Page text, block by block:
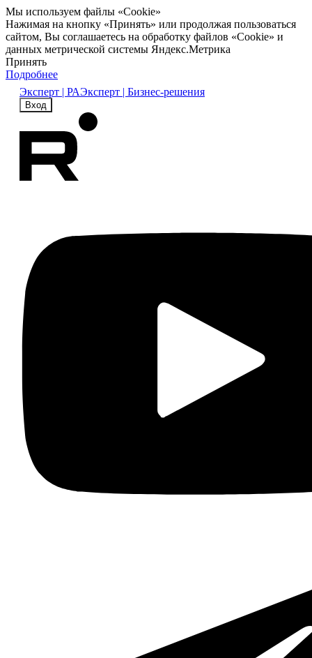
Мы используем файлы «Cookie»
Нажимая на кнопку «Принять» или продолжая пользоваться
сайтом, Вы соглашаетесь на обработку файлов «Cookie» и
данных метрической системы Яндекс.Метрика
Принять
Подробнее
Эксперт | РАЭксперт | Бизнес-решения
Вход